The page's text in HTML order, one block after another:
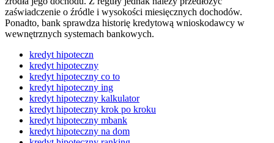
zaświadczenie o źródle i wysokości miesięcznych dochodów.
Ponadto, bank sprawdza historię kredytową wnioskodawcy w
wewnętrznych systemach bankowych.
kredyt hipoteczn
kredyt hipoteczny
kredyt hipoteczny co to
kredyt hipoteczny ing
kredyt hipoteczny kalkulator
kredyt hipoteczny krok po kroku
kredyt hipoteczny mbank
kredyt hipoteczny na dom